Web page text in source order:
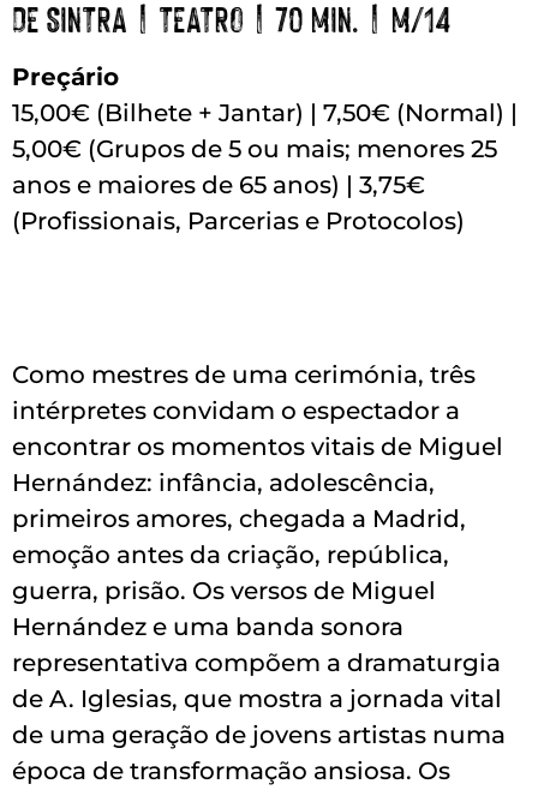
DE SINTRA | TEATRO | 70 MIN. | M/14
Preçário
15,00€ (Bilhete + Jantar) | 7,50€ (Normal) |
5,00€ (Grupos de 5 ou mais; menores 25
anos e maiores de 65 anos) | 3,75€
(Profissionais, Parcerias e Protocolos)
Como mestres de uma cerimónia, três
intérpretes convidam o espectador a
encontrar os momentos vitais de Miguel
Hernández: infância, adolescência,
primeiros amores, chegada a Madrid,
emoção antes da criação, república,
guerra, prisão. Os versos de Miguel
Hernández e uma banda sonora
representativa compõem a dramaturgia
de A. Iglesias, que mostra a jornada vital
de uma geração de jovens artistas numa
época de transformação ansiosa. Os